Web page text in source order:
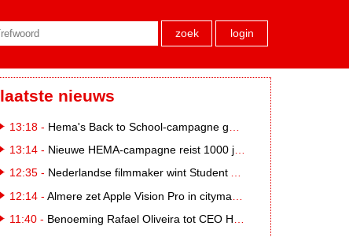
zoek login
laatste nieuws
13:18 - Hema's Back to School-campagne gaat 1000 jaar terug in de tijd naar 'Hemastein'
13:14 - Nieuwe HEMA-campagne reist 1000 jaar terug in de tijd naar 'Hemastein'
12:35 - Nederlandse filmmaker wint Student Academy Award
12:14 - Almere zet Apple Vision Pro in citymarketing
11:40 - Benoeming Rafael Oliveira tot CEO Heineken nu defintief